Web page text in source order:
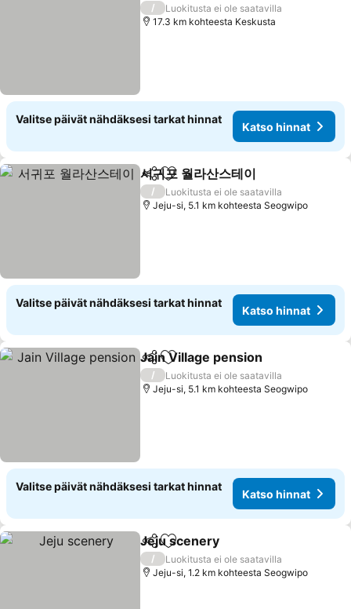
/
Luokitusta ei ole saatavilla
17.3 km kohteesta Keskusta
Valitse päivät nähdäksesi tarkat hinnat
Katso hinnat
Jaa Lisää suosikkeihin
서귀포 월라산스테이
/
Luokitusta ei ole saatavilla
Jeju-si, 5.1 km kohteesta Seogwipo
Valitse päivät nähdäksesi tarkat hinnat
Katso hinnat
Jaa Lisää suosikkeihin
Jain Village pension
/
Luokitusta ei ole saatavilla
Jeju-si, 5.1 km kohteesta Seogwipo
Valitse päivät nähdäksesi tarkat hinnat
Katso hinnat
Jaa Lisää suosikkeihin
Jeju scenery
/
Luokitusta ei ole saatavilla
Jeju-si, 1.2 km kohteesta Seogwipo